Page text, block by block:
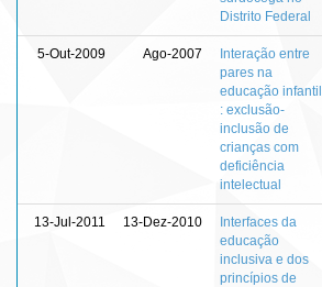
Distrito Federal
5-Out-2009 Ago-2007
Interação entre
pares na
educação infantil
: exclusão-
inclusão de
crianças com
deficiência
intelectual
13-Jul-2011 13-Dez-2010
Interfaces da
educação
inclusiva e dos
princípios de